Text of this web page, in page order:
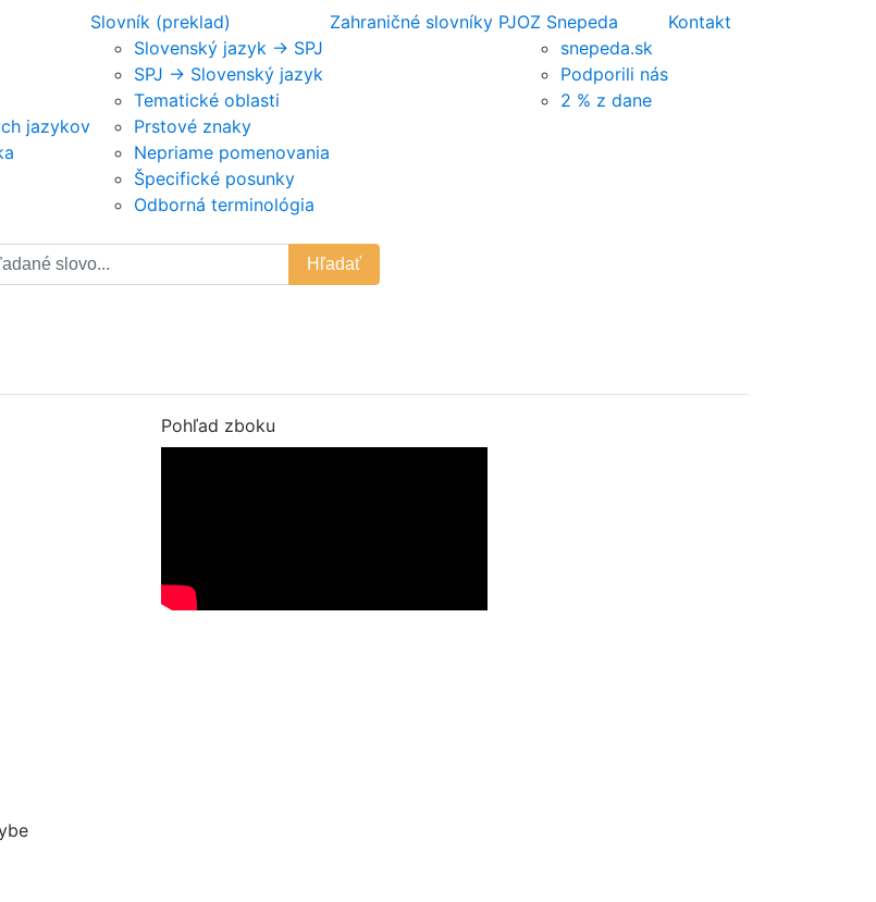
jazykov
Slovník (preklad)
Slovenský jazyk -> SPJ
SPJ -> Slovenský jazyk
Tematické oblasti
Prstové znaky
Nepriame pomenovania
Špecifické posunky
Odborná terminológia
Zahraničné slovníky PJOZ Snepeda
snepeda.sk
Podporili nás
2 % z dane
Kontakt
Hľadať
Pohľad zboku